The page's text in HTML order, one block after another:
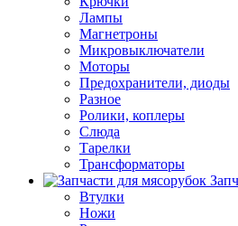
Лампы
Магнетроны
Микровыключатели
Моторы
Предохранители, диоды
Разное
Ролики, коплеры
Слюда
Тарелки
Трансформаторы
Втулки
Ножи